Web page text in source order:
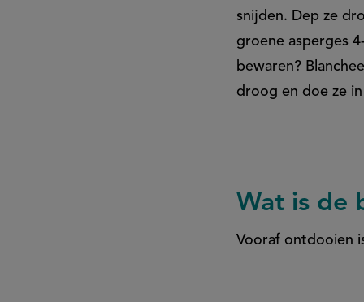
snijden. Dep ze
groene asperges
bewaren?
droog en doe ze
Wat is de
Vooraf ontdooien